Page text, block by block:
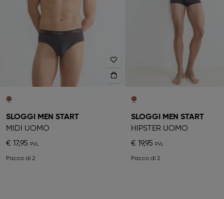
SLOGGI MEN START
MIDI UOMO
€ 17,95
Pacco di 2
SLOGGI MEN START
HIPSTER UOMO
€ 19,95
Pacco di 2